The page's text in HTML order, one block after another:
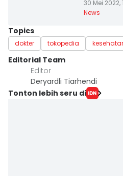
30 Mei 2022,
News
Topics
dokter tokopedia
Editorial Team
Editor
Deryardli Tiarhendi
Tonton lebih seru di